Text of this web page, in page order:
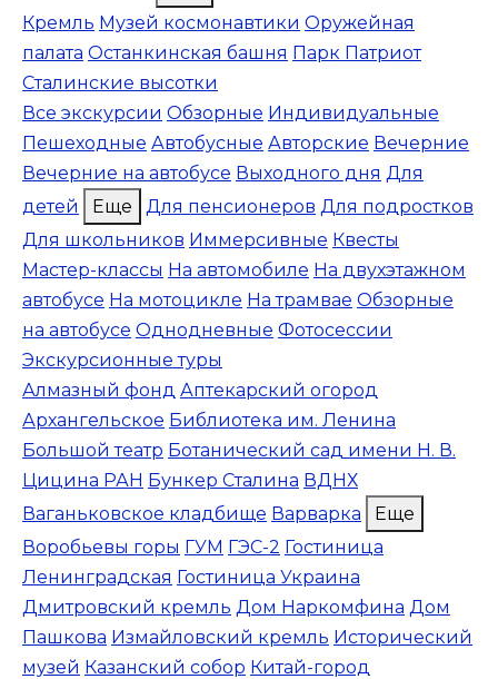
Кремль Музей космонавтики Оружейная
палата Останкинская башня Парк Патриот
Сталинские высотки
Все экскурсии Обзорные Индивидуальные
Пешеходные Автобусные Авторские Вечерние
Вечерние на автобусе Выходного дня Для
детей
Еще Для пенсионеров Для подростков
Для школьников Иммерсивные Квесты
Мастер-классы На автомобиле На двухэтажном
автобусе На мотоцикле На трамвае Обзорные
на автобусе Однодневные Фотосессии
Экскурсионные туры
Алмазный фонд Аптекарский огород
Архангельское Библиотека им. Ленина
Большой театр Ботанический сад имени Н. В.
Цицина РАН Бункер Сталина ВДНХ
Ваганьковское кладбище Варварка
Еще
Воробьевы горы ГУМ ГЭС-2 Гостиница
Ленинградская Гостиница Украина
Дмитровский кремль Дом Наркомфина Дом
Пашкова Измайловский кремль Исторический
музей Казанский собор Китай-город